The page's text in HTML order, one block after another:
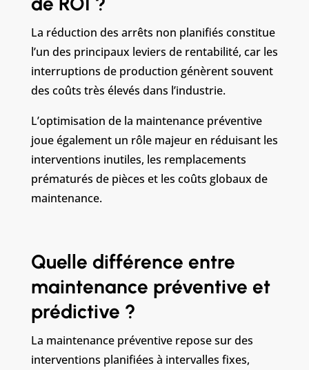
La réduction des arrêts non planifiés constitue
l’un des principaux leviers de rentabilité, car les
interruptions de production génèrent souvent
des coûts très élevés dans l’industrie.
L’optimisation de la maintenance préventive
joue également un rôle majeur en réduisant les
interventions inutiles, les remplacements
prématurés de pièces et les coûts globaux de
maintenance.
Quelle différence entre
maintenance préventive et
prédictive ?
La maintenance préventive repose sur des
interventions planifiées à intervalles fixes,